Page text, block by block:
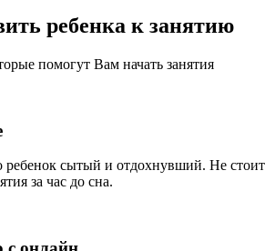
ребенка к занятию
помогут Вам начать занятия
ребенок сытый и отдохнувший. Не стоит
за час до сна.